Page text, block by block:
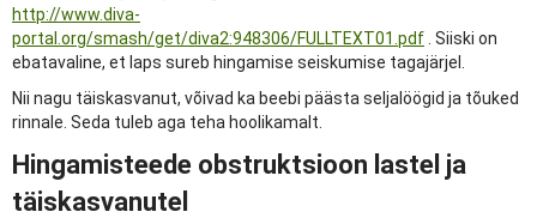
http://www.diva-
portal.org/smash/get/diva2:948306/FULLTEXT01.pdf . Siiski on
ebatavaline, et laps sureb hingamise seiskumise tagajärjel.
Nii nagu täiskasvanut, võivad ka beebi päästa seljalöögid ja tõuked
rinnale. Seda tuleb aga teha hoolikamalt.
Hingamisteede obstruktsioon lastel ja
täiskasvanutel